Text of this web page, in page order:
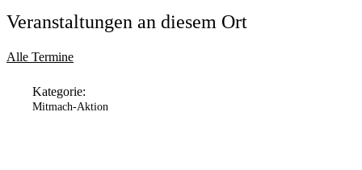
Veranstaltungen an diesem Ort
Alle Termine
Kategorie:
Mitmach-Aktion